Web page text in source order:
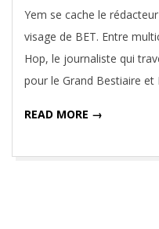
Yem se cache le
visage de BET. Entre
Hop, le journaliste qui
pour le Grand Bestiaire et
READ MORE →